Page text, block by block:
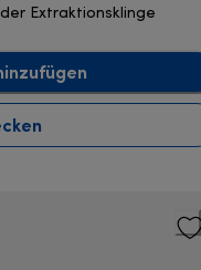
Extraktionsklinge